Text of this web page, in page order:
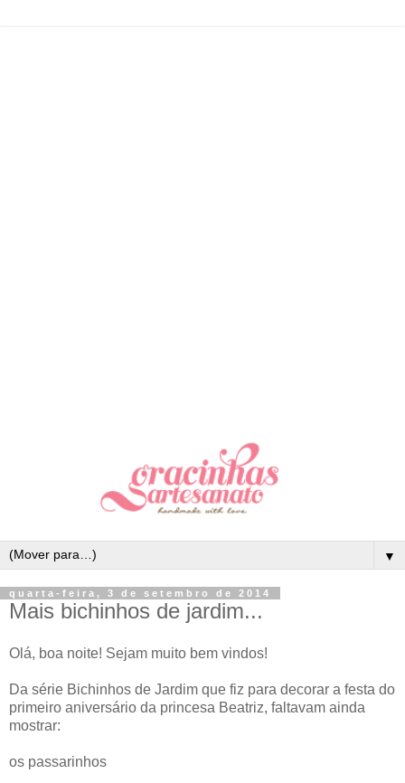
▼
quarta-feira, 3 de setembro de 2014
Mais bichinhos de jardim...
Olá, boa noite! Sejam muito bem vindos!
Da série Bichinhos de Jardim que fiz para decorar a festa do
primeiro aniversário da princesa Beatriz, faltavam ainda
mostrar:
os passarinhos